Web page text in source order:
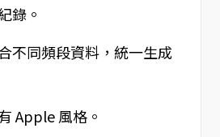
錄。
不同頻段資料，統一生成
Apple 風格。